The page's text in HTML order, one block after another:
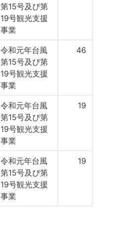
第15号及び第
19号観光支援
事業
令和元年台風
第15号及び第
19号観光支援
事業
46
令和元年台風
第15号及び第
19号観光支援
事業
19
令和元年台風
第15号及び第
19号観光支援
事業
19